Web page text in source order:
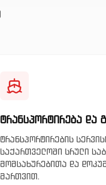
ტრანსპორტირება და
ტრანსპორტირების
საქართველოში სრული
მომსახურებითა და
მართვით.